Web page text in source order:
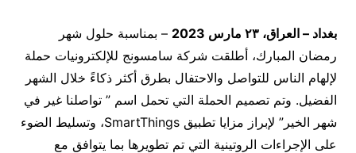
بغداد – العراق، ٢٣ مارس 2023
– بمناسبة حلول شهر
رمضان المبارك، أطلقت شركة سامسونج للإلكترونيات حملة
لإلهام الناس للتواصل والاحتفال بطرق أكثر ذكاءً خلال الشهر
الفضيل. وتم تصميم الحملة التي تحمل اسم ” تواصلنا غير في
شهر الخير” لإبراز مزايا تطبيق SmartThings، وتسليط الضوء
على الإجراءات الروتينية التي تم تطويرها بما يتوافق مع